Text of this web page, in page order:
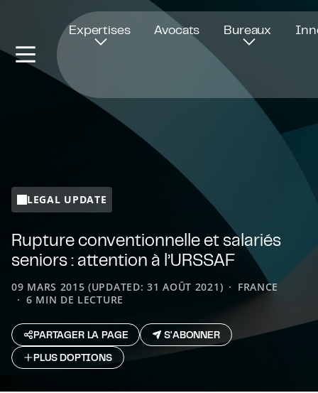
Expertises Avocats Bureaux
LEGAL UPDATE
Rupture conventionnelle et salariés
seniors : attention à l’URSSAF
09 MARS 2015 (UPDATED: 31 AOÛT 2021)
FRANCE
6 MIN DE LECTURE
PARTAGER LA PAGE
S'ABONNER
PLUS D`OPTIONS
Ouvre dans une nouvelle fenêtre